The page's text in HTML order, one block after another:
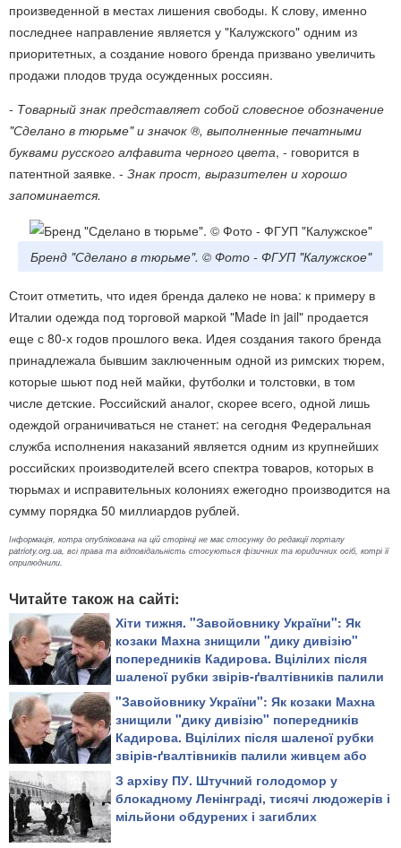
произведенной в местах лишения свободы. К слову, именно
последнее направление является у "Калужского" одним из
приоритетных, а создание нового бренда призвано увеличить
продажи плодов труда осужденных россиян.
- Товарный знак представляет собой словесное обозначение
"Сделано в тюрьме" и значок ®, выполненные печатными
буквами русского алфавита черного цвета, - говорится в
патентной заявке. - Знак прост, выразителен и хорошо
запоминается.
Бренд "Сделано в тюрьме". © Фото - ФГУП "Калужское"
Стоит отметить, что идея бренда далеко не нова: к примеру в
Италии одежда под торговой маркой "Made in jail" продается
еще с 80-х годов прошлого века. Идея создания такого бренда
принадлежала бывшим заключенным одной из римских тюрем,
которые шьют под ней майки, футболки и толстовки, в том
числе детские. Российский аналог, скорее всего, одной лишь
одеждой ограничиваться не станет: на сегодня Федеральная
служба исполнения наказаний является одним из крупнейших
российских производителей всего спектра товаров, которых в
тюрьмах и исправительных колониях ежегодно производится на
сумму порядка 50 миллиардов рублей.
Інформація, котра опублікована на цій сторінці не має стосунку до редакції порталу
patrioty.org.ua, всі права та відповідальність стосуються фізичних та юридичних осіб, котрі її
оприлюднили.
Читайте також на сайті:
Хіти тижня. "Завойовнику України": Як
козаки Махна знищили "дику дивізію"
попередників Кадирова. Вцілілих після
шаленої рубки звірів-ґвалтівників палили
живцем або повільно рубали на дрібні
шматки
"Завойовнику України": Як козаки Махна
знищили "дику дивізію" попередників
Кадирова. Вцілілих після шаленої рубки
звірів-ґвалтівників палили живцем або
повільно рубали на дрібні шматки
З архіву ПУ. Штучний голодомор у
блокадному Ленінграді, тисячі людожерів і
мільйони обдурених і загиблих